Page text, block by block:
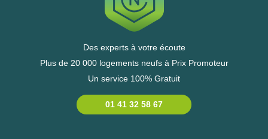
Des experts à votre écoute
Plus de 20 000 logements neufs à Prix Promoteur
Un service 100% Gratuit
01 41 32 58 67